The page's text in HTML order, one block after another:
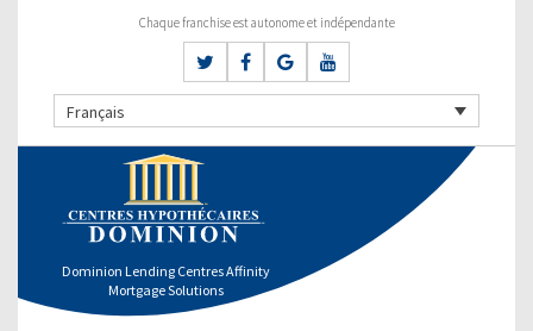
Chaque franchise est autonome et indépendante
Français
Dominion Lending Centres Affinity
Mortgage Solutions